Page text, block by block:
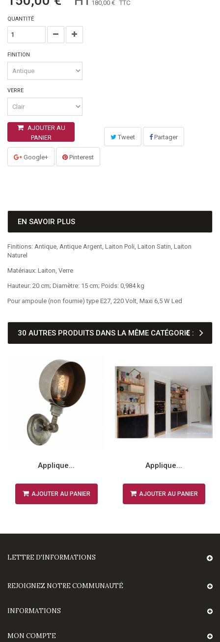
180,00 € TTC
QUANTITÉ
FINITION
VERRE
AJOUTER AU
PANIER
Tweet Partager
Google+ Pinterest
EN SAVOIR PLUS
Finitions: Antique, Antique Argent, Laiton Poli, Laiton Satin, Laiton
Naturel
Matériaux: Laiton, Verre
Hauteur: 20 cm; Diamètre: 15 cm; Poids: 0,984 kg
Pour ampoule (non fournie) type E27, 220 Volt, Maxi 6,5 W Led
30 AUTRES PRODUITS DANS LA MÊME CATÉGORIE :
Applique...
AJOUTER AU PANIER
Applique...
AJOUTER AU PANIER
LETTRE D'INFORMATIONS
REJOIGNEZ NOTRE COMMUNAUTÉ
INFORMATIONS
MON COMPTE